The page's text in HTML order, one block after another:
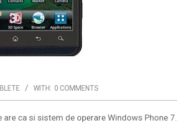
WITH: 0 COMMENTS
are ca si sistem de operare Windows Phone 7.